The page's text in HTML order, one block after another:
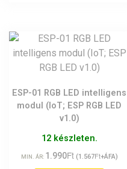
ESP-01 RGB LED intelligens
modul (IoT; ESP RGB LED
v1.0)
12 készleten.
MIN. ÁR: 1.990Ft (1.567Ft+ÁFA)